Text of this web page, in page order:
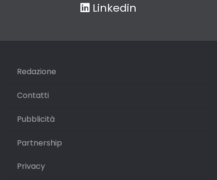
Linkedin
Redazione
Contatti
Pubblicità
Partnership
Privacy